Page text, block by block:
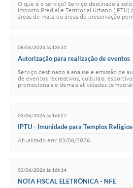
O que é o serviço? Serviço destinado à
Imposto Predial e Territorial Urbano (IPTU)
áreas de mata ou áreas de preservação
08/06/2026 às 13h31
Autorização para realização de eventos
Serviço destinado à análise e emissão de
de eventos recreativos, culturais,
promocionais e demais atividades
03/06/2026 às 16h27
IPTU - Imunidade para Templos
Atualizado em: 03/06/2026
03/06/2026 às 16h14
NOTA FISCAL ELETRÔNICA - NFE